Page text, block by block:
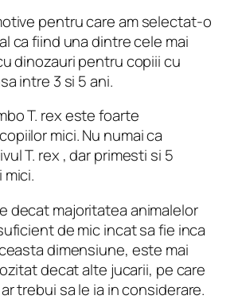
pentru care am selectat-o
ca fiind una dintre cele mai
dinozauri pentru copiii cu
intre 3 si 5 ani.
T. rex este foarte
mici. Nu numai ca
T. rex , dar primesti si 5
mici.
decat majoritatea animalelor
de mic incat sa fie inca
dimensiune, este mai
decat alte jucarii, pe care
trebui sa le ia in considerare.